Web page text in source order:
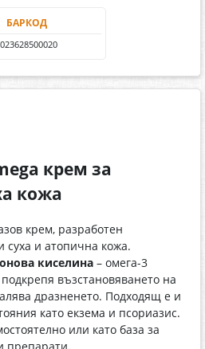
БАРКОД
крем за
кожа
крем, разработен
суха и атопична кожа.
киселина – омега-3
възстановяването на
дразненето. Подходящ е и
като екзема и псориазис.
или като база за